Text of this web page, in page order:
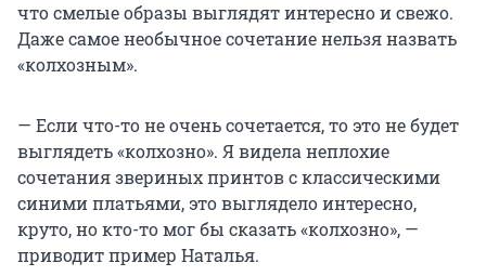
что смелые образы выглядят интересно и свежо.
Даже самое необычное сочетание нельзя назвать
«колхозным».
— Если что-то не очень сочетается, то это не будет
выглядеть «колхозно». Я видела неплохие
сочетания звериных принтов с классическими
синими платьями, это выглядело интересно,
круто, но кто-то мог бы сказать «колхозно», —
приводит пример Наталья.